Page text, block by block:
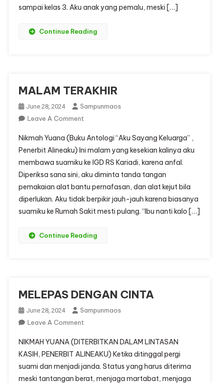
sampai kelas 3. Aku anak yang pemalu, meski […]
Continue Reading
MALAM TERAKHIR
June 28, 2024
Sampunmaos
Leave A CommentOn
TERAKHIR
Nikmah Yuana (Buku Antologi “Aku Sayang Keluarga” ,
Penerbit Alineaku) Ini malam yang kesekian kalinya aku
membawa suamiku ke IGD RS Kariadi, karena anfal.
Diperiksa sana sini, aku diminta tanda tangan
pemakaian alat bantu pernafasan, dan alat kejut bila
diperlukan. Aku tidak berpikir jauh-jauh karena biasanya
suamiku ke Rumah Sakit mesti pulang. “Ibu nanti kalo […]
Continue Reading
MELEPAS DENGAN CINTA
June 28, 2024
Sampunmaos
Leave A CommentOn
DENGAN
CINTA
NIKMAH YUANA (DITERBITKAN DALAM LINTASAN
KASIH, PENERBIT ALINEAKU) Ketika ditinggal pergi
suami dan menjadi janda. Status yang harus diterima
meski tantangan berat, menjaga martabat, menjaga